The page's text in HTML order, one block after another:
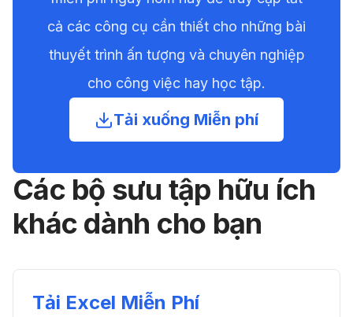
cả các công cụ cần thiết cho những bài
thuyết trình ấn tượng và chuyên nghiệp
cho công việc hay học tập.
Tải xuống Miễn phí
Các bộ sưu tập hữu ích
khác dành cho bạn
Tải Excel Miễn Phí